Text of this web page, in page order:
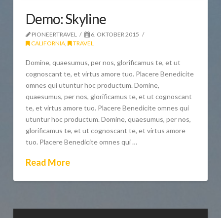
Demo: Skyline
PIONEERTRAVEL
6. OKTOBER 2015
CALIFORNIA, TRAVEL
Domine, quaesumus, per nos, glorificamus te, et ut
cognoscant te, et virtus amore tuo. Placere Benedicite
omnes qui utuntur hoc productum. Domine,
quaesumus, per nos, glorificamus te, et ut cognoscant
te, et virtus amore tuo. Placere Benedicite omnes qui
utuntur hoc productum. Domine, quaesumus, per nos,
glorificamus te, et ut cognoscant te, et virtus amore
tuo. Placere Benedicite omnes qui …
Read More